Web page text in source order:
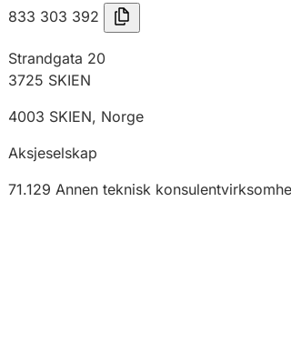
833 303 392
Strandgata 20
3725 SKIEN
4003 SKIEN, Norge
Aksjeselskap
71.129 Annen teknisk